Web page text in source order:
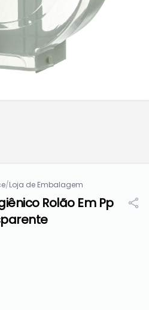
/Loja de Embalagem
Rolão Em Pp